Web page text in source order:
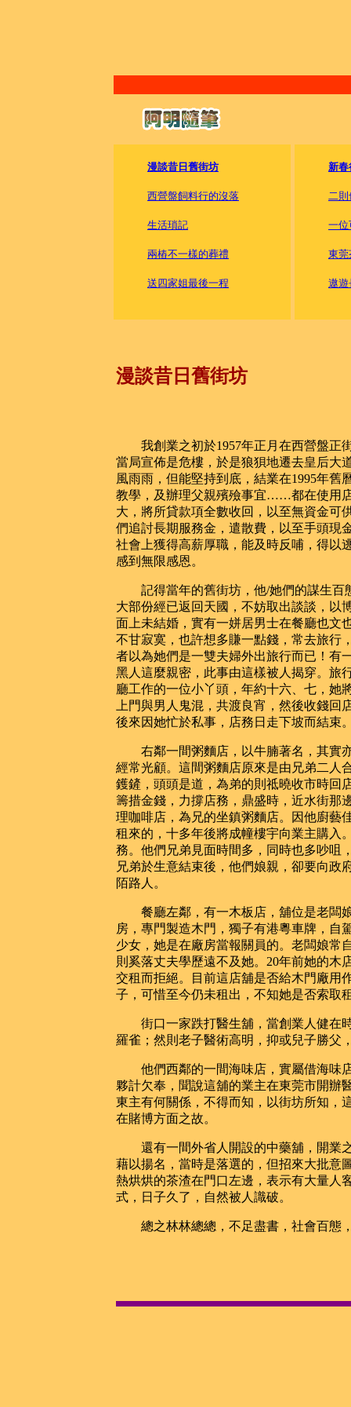
漫談昔日舊街坊
西營盤飼料行的沒落
生活瑣記
兩樁不一樣的葬禮
送四家姐最後一程
新春
二則
一位
東莞
遨遊
漫談昔日舊街坊
我創業之初於1957年正月在西營盤正
當局宣佈是危樓，於是狼狽地遷去皇后大
風雨雨，但能堅持到底，結業在1995年
教學，及辦理父親殯殮事宜……都在使用
大，將所貸款項全數收回，以至無資金可
們追討長期服務金，遣散費，以至手頭現
社會上獲得高薪厚職，能及時反哺，得
感到無限感恩。
記得當年的舊街坊，他/她們的謀生百
大部份經已返回天國，不妨取出談談，以
面上未結婚，實有一姘居男士在餐廳也文
不甘寂寞，也許想多賺一點錢，常去旅行
者以為她們是一雙夫婦外出旅行而已！有
黑人這麼親密，此事由這樣被人揭穿。旅
廳工作的一位小丫頭，年約十六、七，她
上門與男人鬼混，共渡良宵，然後收錢
後來因她忙於私事，店務日走下坡而結束
右鄰一間粥麵店，以牛腩著名，其實亦
經常光顧。這間粥麵店原來是由兄弟二人
鑊鏟，頭頭是道，為弟的則祗曉收市時回
籌措金錢，力撐店務，鼎盛時，近水街那
理咖啡店，為兄的坐鎮粥麵店。因他廚藝
租來的，十多年後將成幢樓宇向業主購入
務。他們兄弟見面時間多，同時也多吵咀
兄弟於生意結束後，他們娘親，卻要向政
陌路人。
餐廳左鄰，有一木板店，舖位是老闆娘
房，專門製造木門，獨子有港粵車牌，自
少女，她是在廠房當報關員的。老闆娘常
則奚落丈夫學歷遠不及她。20年前她的木
交租而拒絕。目前這店舖是否給木門廠用
子，可惜至今仍未租出，不知她是否索取
街口一家跌打醫生舖，當創業人健在時
羅雀；然則老子醫術高明，抑或兒子勝父
他們西鄰的一間海味店，實屬借海味店
夥計欠奉，聞說這舖的業主在東莞市開辦
東主有何關係，不得而知，以街坊所知，
在賭博方面之故。
還有一間外省人開設的中藥舖，開業之
藉以揚名，當時是落選的，但招來大批意
熱烘烘的茶渣在門口左邊，表示有大量人
式，日子久了，自然被人識破。
總之林林總總，不足盡書，社會百態